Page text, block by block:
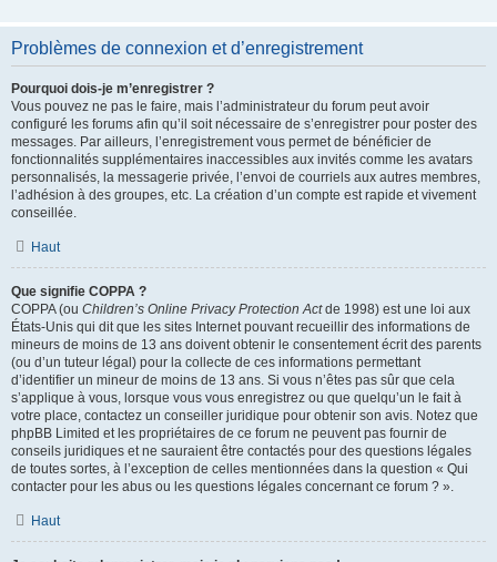
Problèmes de connexion et d’enregistrement
Pourquoi dois-je m’enregistrer ?
Vous pouvez ne pas le faire, mais l’administrateur du forum peut avoir
configuré les forums afin qu’il soit nécessaire de s’enregistrer pour poster des
messages. Par ailleurs, l’enregistrement vous permet de bénéficier de
fonctionnalités supplémentaires inaccessibles aux invités comme les avatars
personnalisés, la messagerie privée, l’envoi de courriels aux autres membres,
l’adhésion à des groupes, etc. La création d’un compte est rapide et vivement
conseillée.
Haut
Que signifie COPPA ?
COPPA (ou Children’s Online Privacy Protection Actde 1998) est une loi aux
États-Unis qui dit que les sites Internet pouvant recueillir des informations de
mineurs de moins de 13 ans doivent obtenir le consentement écrit des parents
(ou d’un tuteur légal) pour la collecte de ces informations permettant
d’identifier un mineur de moins de 13 ans. Si vous n’êtes pas sûr que cela
s’applique à vous, lorsque vous vous enregistrez ou que quelqu’un le fait à
votre place, contactez un conseiller juridique pour obtenir son avis. Notez que
phpBB Limited et les propriétaires de ce forum ne peuvent pas fournir de
conseils juridiques et ne sauraient être contactés pour des questions légales
de toutes sortes, à l’exception de celles mentionnées dans la question « Qui
contacter pour les abus ou les questions légales concernant ce forum ? ».
Haut